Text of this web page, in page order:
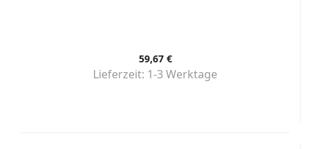
59,67 €
Lieferzeit: 1-3 Werktage